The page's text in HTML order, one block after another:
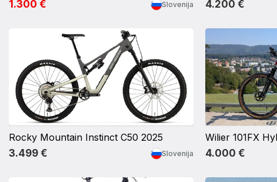
Slovenija
1.300 € 4.200 €
Rocky Mountain Instinct C50 2025
Slovenija
3.499 € 4.000 €